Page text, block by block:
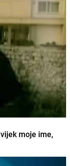
moje ime,